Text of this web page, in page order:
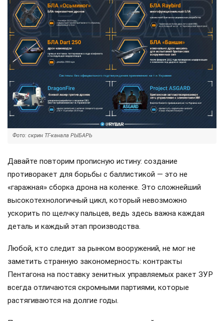
Фото: скрин ТГ-канала РЫБАРЬ
Давайте повторим прописную истину: создание
противоракет для борьбы с баллистикой — это не
«гаражная» сборка дрона на коленке. Это сложнейший
высокотехнологичный цикл, который невозможно
ускорить по щелчку пальцев, ведь здесь важна каждая
деталь и каждый этап производства.
Любой, кто следит за рынком вооружений, не мог не
заметить странную закономерность: контракты
Пентагона на поставку зенитных управляемых ракет ЗУР
всегда отличаются скромными партиями, которые
растягиваются на долгие годы.